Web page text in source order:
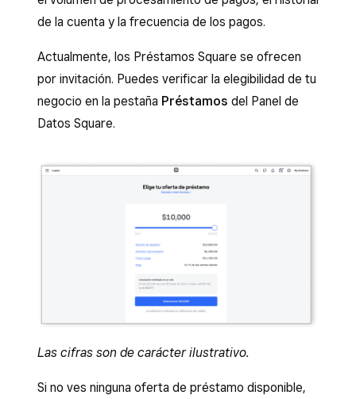
de la cuenta y la frecuencia de los pagos.
Actualmente, los Préstamos Square se ofrecen
por invitación. Puedes verificar la elegibilidad de tu
negocio en la pestaña Préstamos del Panel de
Datos Square.
Las cifras son de carácter ilustrativo.
Si no ves ninguna oferta de préstamo disponible,